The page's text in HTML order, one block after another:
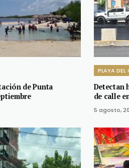
de Punta
PLAYA DEL
Detectan
de calle
5 agosto,